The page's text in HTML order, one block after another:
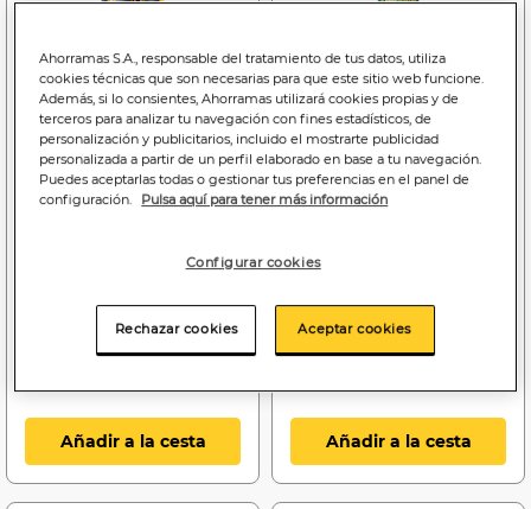
Price reduced from
6,65€to
4,99€
400ml para cucarachas y
Bajada de precio a4.99€
Añadir a la cesta
2,35€
750ml multiuso hogar
Añadir a la cesta
Ahorramas S.A., responsable del tratamiento de tus datos, utiliza
cookies técnicas que son necesarias para que este sitio web funcione.
Además, si lo consientes, Ahorramas utilizará cookies propias y de
terceros para analizar tu navegación con fines estadísticos, de
personalización y publicitarios, incluido el mostrarte publicidad
personalizada a partir de un perfil elaborado en base a tu navegación.
Puedes aceptarlas todas o gestionar tus preferencias en el panel de
configuración.
Pulsa aquí para tener más información
Configurar cookies
Rechazar cookies Aceptar cookies